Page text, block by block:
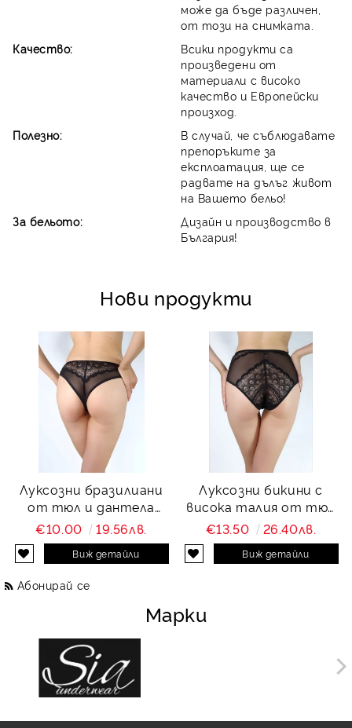
може да бъде различен,
от този на снимката.
Качество:
Всики продукти са
произведени от
материали с високо
качество и Европейски
произход.
Полезно:
В случай, че съблюдавате
препоръките за
експлоатация, ще се
радвате на дълъг живот
на Вашето бельо!
За бельото:
Дизайн и производство в
България!
Нови продукти
Луксозни бразилиани
от тюл и дантела
Charity
€10.00 19.56лв.
Виж детайли
Луксозни бикини с
висока талия от тюл
и дантела Charity
€13.50 26.40лв.
Виж детайли
Абонирай се
Марки